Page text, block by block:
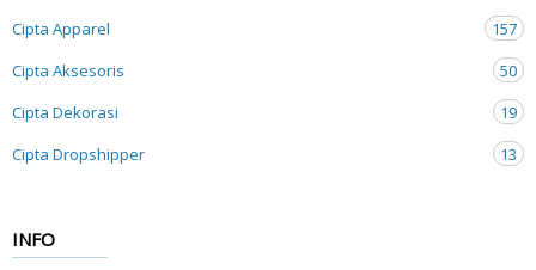
Cipta Apparel
157
Cipta Aksesoris
50
Cipta Dekorasi
19
Cipta Dropshipper
13
INFO